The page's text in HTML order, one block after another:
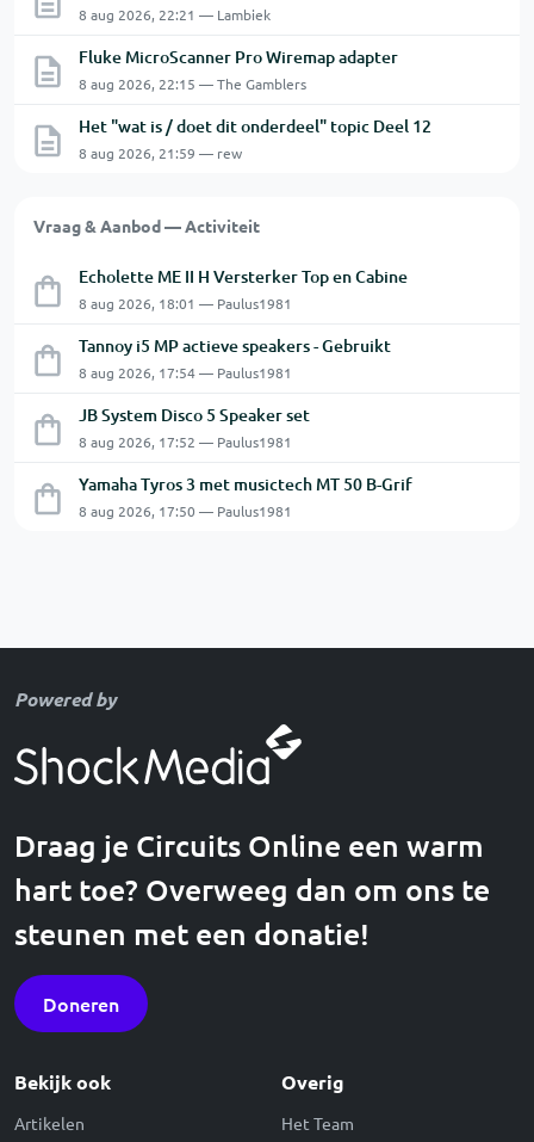
8 aug 2026, 22:21 — Lambiek
Fluke MicroScanner Pro Wiremap adapter
8 aug 2026, 22:15 — The Gamblers
Het "wat is / doet dit onderdeel" topic Deel 12
8 aug 2026, 21:59 — rew
Vraag & Aanbod — Activiteit
Echolette ME II H Versterker Top en Cabine
8 aug 2026, 18:01 — Paulus1981
Tannoy i5 MP actieve speakers - Gebruikt
8 aug 2026, 17:54 — Paulus1981
JB System Disco 5 Speaker set
8 aug 2026, 17:52 — Paulus1981
Yamaha Tyros 3 met musictech MT 50 B-Grif
8 aug 2026, 17:50 — Paulus1981
Powered by
Draag je Circuits Online een warm
hart toe? Overweeg dan om ons te
steunen met een donatie!
Doneren
Bekijk ook
Artikelen
Overig
Het Team